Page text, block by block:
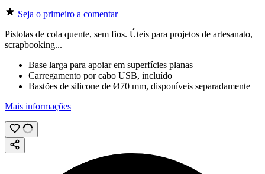
Seja o primeiro a comentar
Pistolas de cola quente, sem fios. Úteis para projetos de artesanato,
scrapbooking...
Base larga para apoiar em superfícies planas
Carregamento por cabo USB, incluído
Bastões de silicone de Ø70 mm, disponíveis separadamente
Mais informações